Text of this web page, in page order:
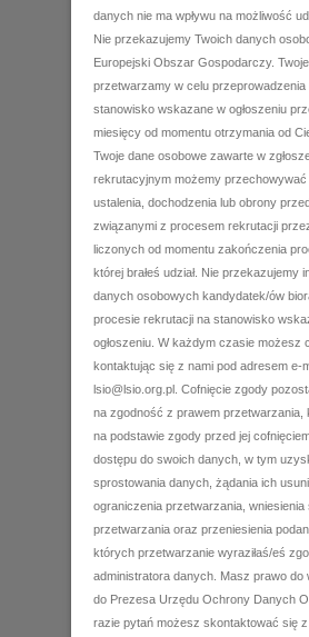
danych nie ma wpływu na możliwość
Nie przekazujemy Twoich danych
Europejski Obszar Gospodarczy.
przetwarzamy w celu przeprowadzenia
stanowisko wskazane w ogłoszeniu
miesięcy od momentu otrzymania od
Twoje dane osobowe zawarte w
rekrutacyjnym możemy przechowywać
ustalenia, dochodzenia lub obrony
związanymi z procesem rekrutacji
liczonych od momentu zakończenia
której brałeś udział. Nie przekazujemy
danych osobowych kandydatek/ów
procesie rekrutacji na stanowisko
ogłoszeniu. W każdym czasie możesz
kontaktując się z nami pod adresem e-
lsio@lsio.org.pl. Cofnięcie zgody
na zgodność z prawem przetwarzania,
na podstawie zgody przed jej
dostępu do swoich danych, w tym
sprostowania danych, żądania ich
ograniczenia przetwarzania,
przetwarzania oraz przeniesienia
których przetwarzanie wyraziłaś/eś
administratora danych. Masz prawo do
do Prezesa Urzędu Ochrony Danych
razie pytań możesz skontaktować się